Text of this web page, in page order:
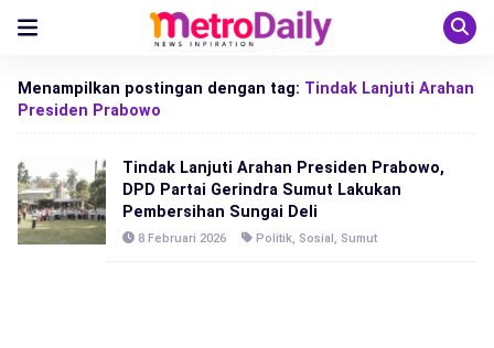
Menampilkan postingan dengan tag: Tindak Lanjuti Arahan
Presiden Prabowo
Tindak Lanjuti Arahan Presiden Prabowo,
DPD Partai Gerindra Sumut Lakukan
Pembersihan Sungai Deli
8 Februari 2026 Politik, Sosial, Sumut